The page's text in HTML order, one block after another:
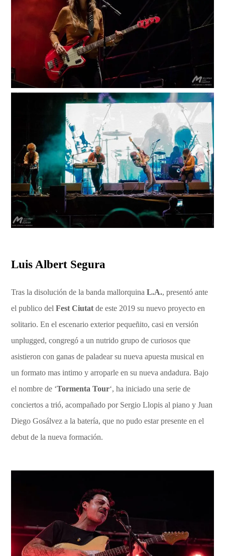
Luis Albert Segura
Tras la disolución de la banda mallorquinaL.A., presentó ante
el publico delFest Ciutat de este 2019 su nuevo proyecto en
solitario. En el escenario exterior pequeñito, casi en versión
unplugged, congregó a un nutrido grupo de curiosos que
asistieron con ganas de paladear su nueva apuesta musical en
un formato mas intimo y arroparle en su nueva andadura. Bajo
el nombre de ‘Tormenta Tour‘, ha iniciado una serie de
conciertos a trió, acompañado por Sergio Llopis al piano y Juan
Diego Gosálvez a la batería, que no pudo estar presente en el
debut de la nueva formación.